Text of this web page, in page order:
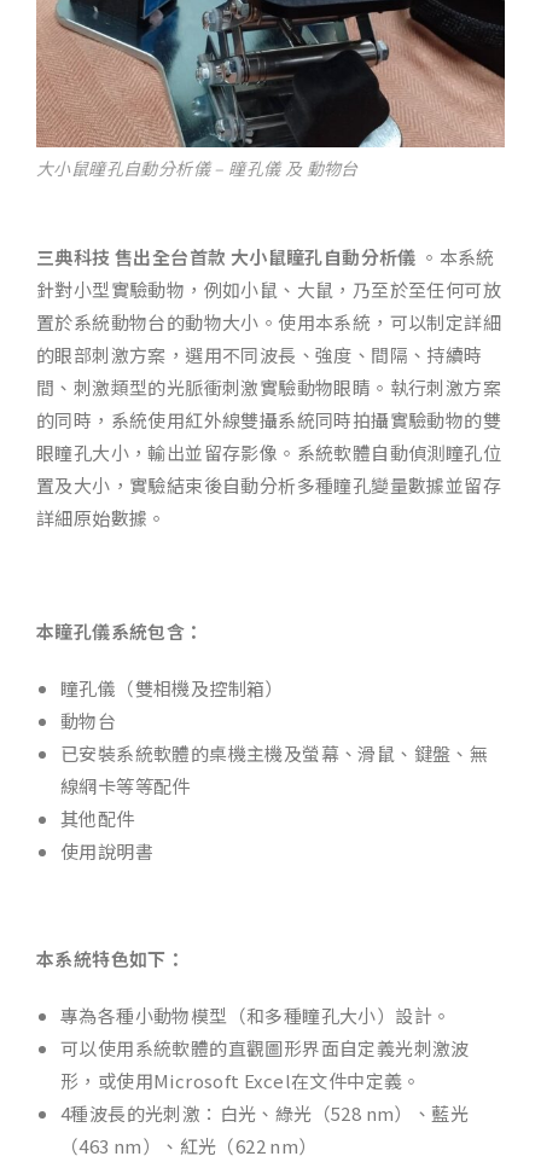
大小鼠瞳孔自動分析儀 – 瞳孔儀 及 動物台
三典科技 售出全台首款 大小鼠瞳孔自動分析儀 。本系統
針對小型實驗動物，例如小鼠、大鼠，乃至於至任何可放
置於系統動物台的動物大小。使用本系統，可以制定詳細
的眼部刺激方案，選用不同波長、強度、間隔、持續時
間、刺激類型的光脈衝刺激實驗動物眼睛。執行刺激方案
的同時，系統使用紅外線雙攝系統同時拍攝實驗動物的雙
眼瞳孔大小，輸出並留存影像。系統軟體自動偵測瞳孔位
置及大小，實驗結束後自動分析多種瞳孔變量數據並留存
詳細原始數據。
本瞳孔儀系統包含：
瞳孔儀（雙相機及控制箱）
動物台
已安裝系統軟體的桌機主機及螢幕、滑鼠、鍵盤、無
線網卡等等配件
其他配件
使用說明書
本系統特色如下：
專為各種小動物模型（和多種瞳孔大小）設計。
可以使用系統軟體的直觀圖形界面自定義光刺激波
形，或使用Microsoft Excel在文件中定義。
4種波長的光刺激：白光、綠光（528 nm）、藍光
（463 nm）、紅光（622 nm）